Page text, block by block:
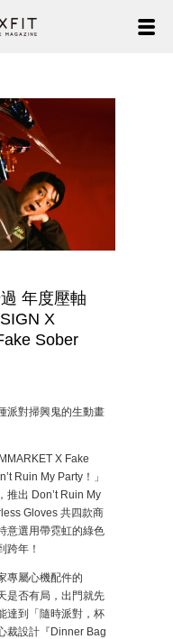
年度壓軸
X
Sober
派對掃興鬼的生動畫
X Fake
Ruin My Party！」
推出 Don’t Ruin My
Gloves 共四款商
意選用帶霓虹的綠色
跨年！
專屬心機配件的
是否有局，出門就先
達到「隨時派對，杯
裁設計『Dinner Bag